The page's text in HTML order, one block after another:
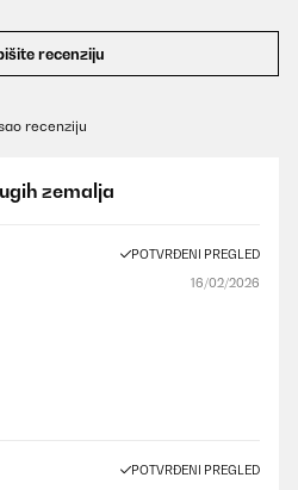
recenziju
recenziju
zemalja
POTVRĐENI PREGLED
16/02/2026
POTVRĐENI PREGLED